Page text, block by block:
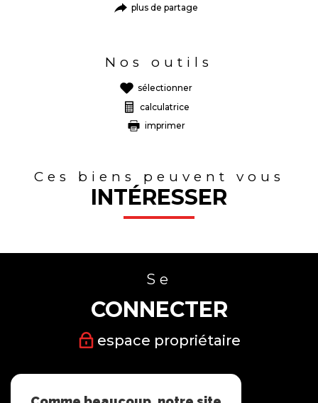
plus de partage
Nos outils
sélectionner
calculatrice
imprimer
Ces biens peuvent vous
INTÉRESSER
Se
CONNECTER
espace propriétaire